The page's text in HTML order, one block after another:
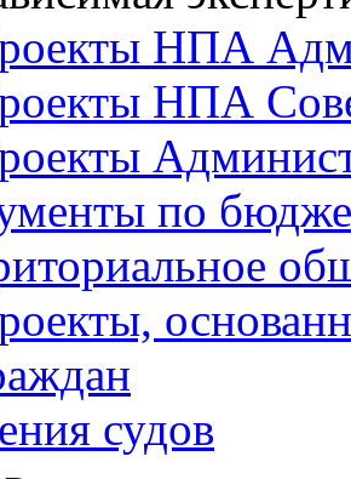
НПА
НПА
по
судов